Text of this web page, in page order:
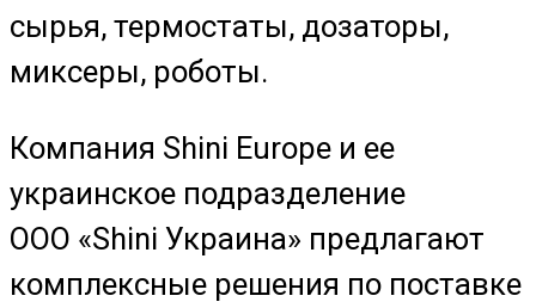
сырья, термостаты, дозаторы,
миксеры, роботы.
Компания Shini Europe и ее
украинское подразделение
ООО «Shini Украина» предлагают
комплексные решения по поставке